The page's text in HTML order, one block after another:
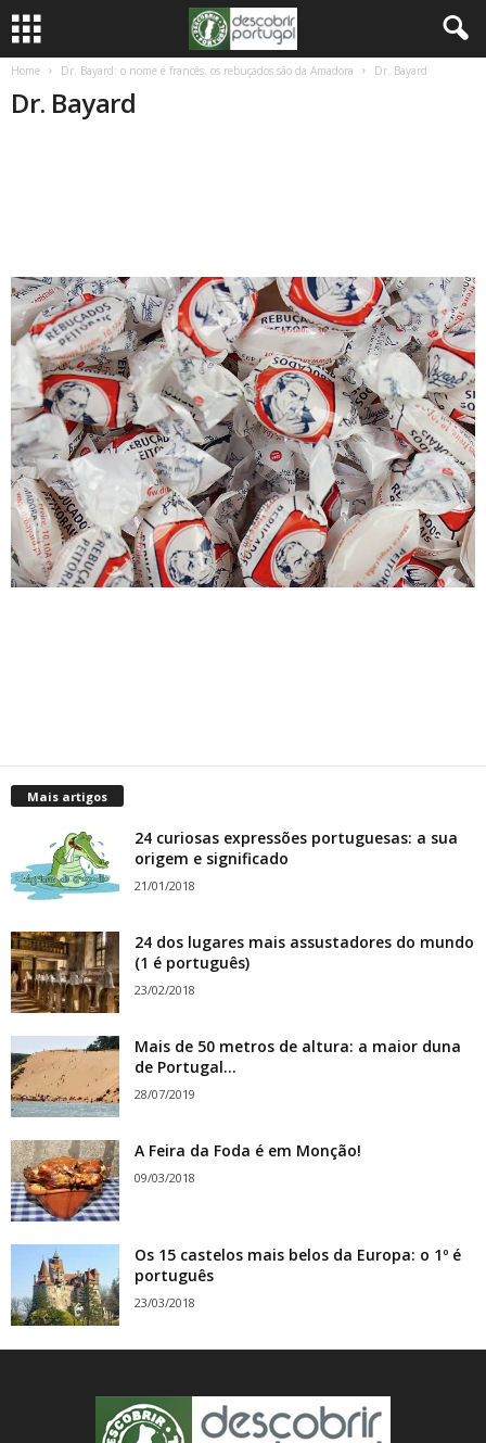
Home Dr. Bayard: o nome é francês, os rebuçados são da Amadora Dr. Bayard
Dr. Bayard
Mais artigos
24 curiosas expressões portuguesas: a sua
origem e significado
21/01/2018
24 dos lugares mais assustadores do mundo
(1 é português)
23/02/2018
Mais de 50 metros de altura: a maior duna
de Portugal...
28/07/2019
A Feira da Foda é em Monção!
09/03/2018
Os 15 castelos mais belos da Europa: o 1º é
português
23/03/2018